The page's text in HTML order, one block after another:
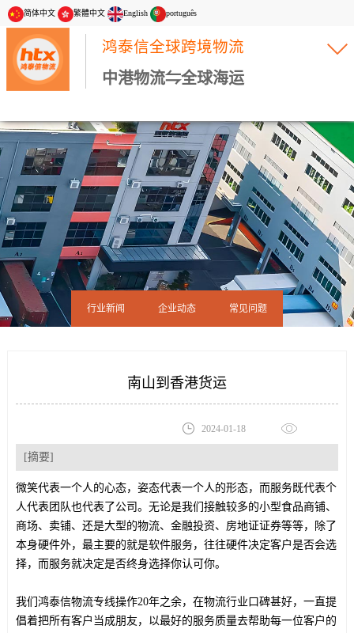
简体中文 繁體中文 English português
鸿泰信全球跨境物流
中港物流⇋全球海运
行业新闻 企业动态 常见问题
南山到香港货运
2024-01-18
[摘要]
微笑代表一个人的心态，姿态代表一个人的形态，而服务既代表个
人代表团队也代表了公司。无论是我们接触较多的小型食品商铺、
商场、卖铺、还是大型的物流、金融投资、房地证证券等等，除了
本身硬件外，最主要的就是软件服务，往往硬件决定客户是否会选
择，而服务就决定是否终身选择你认可你。
我们鸿泰信物流专线操作20年之余，在物流行业口碑甚好，一直提
倡着把所有客户当成朋友，以最好的服务质量去帮助每一位客户的